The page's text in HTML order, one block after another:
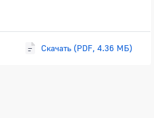
Скачать (PDF, 4.36 МБ)